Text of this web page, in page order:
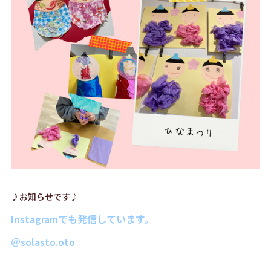
♪お知らせです♪
Instagramでも発信しています。
＠solasto.oto